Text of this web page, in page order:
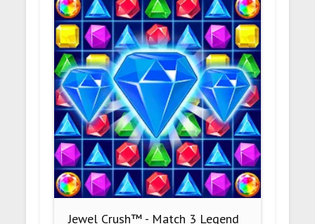
Jewel Crush™ - Match 3 Legend